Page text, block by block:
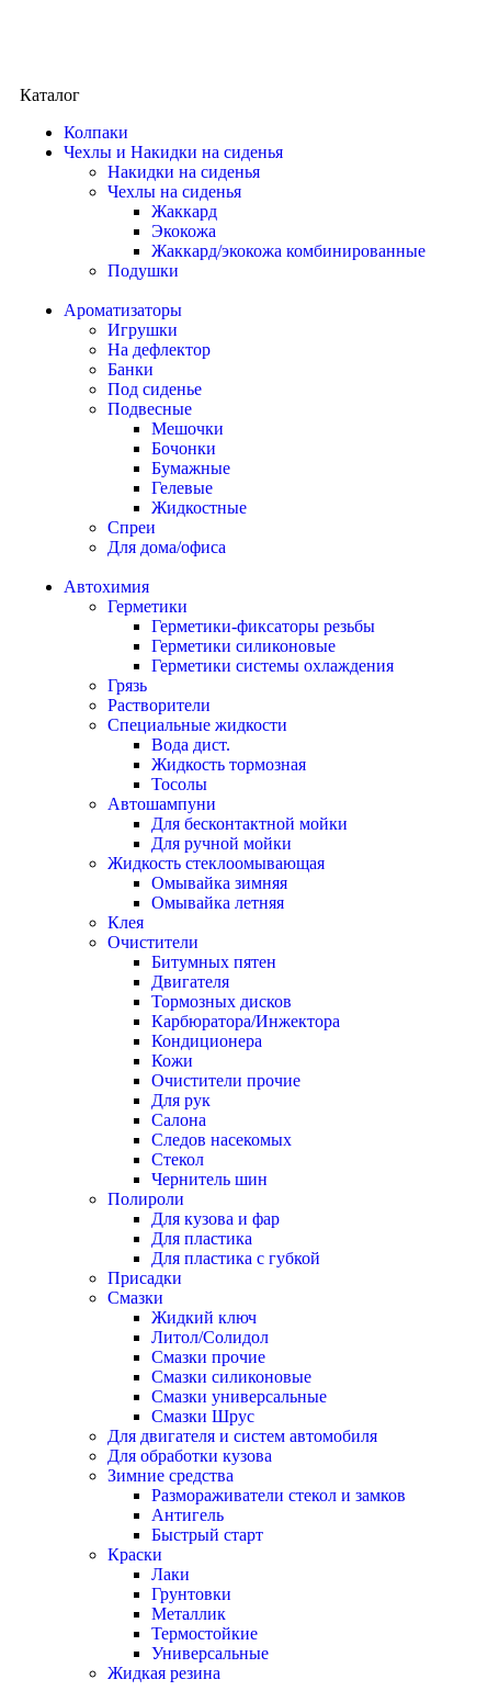
Каталог
Колпаки
Чехлы и Накидки на сиденья
Накидки на сиденья
Чехлы на сиденья
Жаккард
Экокожа
Жаккард/экокожа комбинированные
Подушки
Ароматизаторы
Игрушки
На дефлектор
Банки
Под сиденье
Подвесные
Мешочки
Бочонки
Бумажные
Гелевые
Жидкостные
Спреи
Для дома/офиса
Автохимия
Герметики
Герметики-фиксаторы резьбы
Герметики силиконовые
Герметики системы охлаждения
Грязь
Растворители
Специальные жидкости
Вода дист.
Жидкость тормозная
Тосолы
Автошампуни
Для бесконтактной мойки
Для ручной мойки
Жидкость стеклоомывающая
Омывайка зимняя
Омывайка летняя
Клея
Очистители
Битумных пятен
Двигателя
Тормозных дисков
Карбюратора/Инжектора
Кондиционера
Кожи
Очистители прочие
Для рук
Салона
Следов насекомых
Стекол
Чернитель шин
Полироли
Для кузова и фар
Для пластика
Для пластика с губкой
Присадки
Смазки
Жидкий ключ
Литол/Солидол
Смазки прочие
Смазки силиконовые
Смазки универсальные
Смазки Шрус
Для двигателя и систем автомобиля
Для обработки кузова
Зимние средства
Размораживатели стекол и замков
Антигель
Быстрый старт
Краски
Лаки
Грунтовки
Металлик
Термостойкие
Универсальные
Жидкая резина